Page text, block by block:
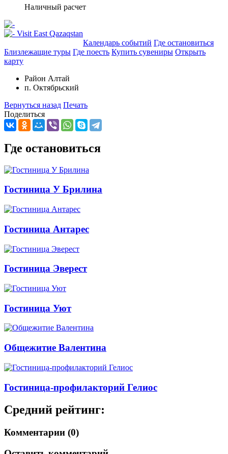
Наличный расчет
Календарь событий Где остановиться
Близлежащие туры Где поесть Купить сувениры Открыть
карту
Район Алтай
п. Октябрьский
Вернуться назад Печать
Поделиться
Где остановиться
Гостиница У Брилина
Гостиница Антарес
Гостиница Эверест
Гостиница Уют
Общежитие Валентина
Гостиница-профилакторий Гелиос
Средний рейтинг:
Комментарии (0)